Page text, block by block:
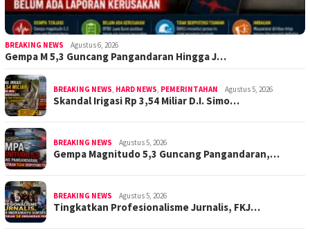
BREAKING NEWS Agustus 6, 2026
Gempa M 5,3 Guncang Pangandaran Hingga J…
BREAKING NEWS, HARD NEWS, PEMERINTAHAN Agustus 5, 2026
Skandal Irigasi Rp 3,54 Miliar D.I. Simo…
BREAKING NEWS Agustus 5, 2026
Gempa Magnitudo 5,3 Guncang Pangandaran,…
BREAKING NEWS Agustus 5, 2026
Tingkatkan Profesionalisme Jurnalis, FKJ…